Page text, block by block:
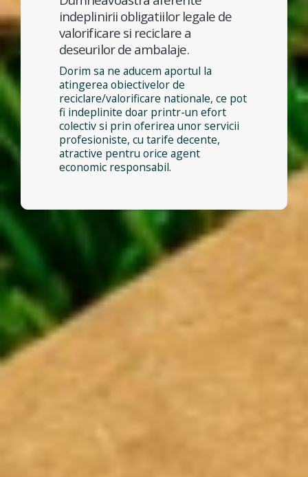
indeplinirii obligatiilor legale de
valorificare si reciclare a
deseurilor de ambalaje.
Dorim sa ne aducem aportul la
atingerea obiectivelor de
reciclare/valorificare nationale, ce pot
fi indeplinite doar printr-un efort
colectiv si prin oferirea unor servicii
profesioniste, cu tarife decente,
atractive pentru orice agent
economic responsabil.